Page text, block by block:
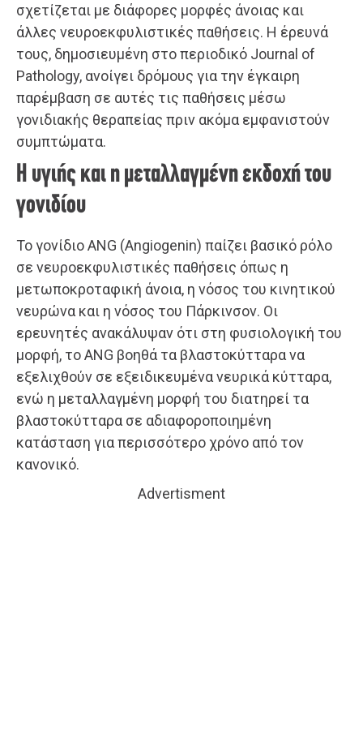
σχετίζεται με διάφορες μορφές άνοιας και
άλλες νευροεκφυλιστικές παθήσεις. Η έρευνά
τους, δημοσιευμένη στο περιοδικό Journal of
Pathology, ανοίγει δρόμους για την έγκαιρη
παρέμβαση σε αυτές τις παθήσεις μέσω
γονιδιακής θεραπείας πριν ακόμα εμφανιστούν
συμπτώματα.
Η υγιής και η μεταλλαγμένη εκδοχή του
γονιδίου
Το γονίδιο ANG (Αngiogenin) παίζει βασικό ρόλο
σε νευροεκφυλιστικές παθήσεις όπως η
μετωποκροταφική άνοια, η νόσος του κινητικού
νευρώνα και η νόσος του Πάρκινσον. Οι
ερευνητές ανακάλυψαν ότι στη φυσιολογική του
μορφή, το ANG βοηθά τα βλαστοκύτταρα να
εξελιχθούν σε εξειδικευμένα νευρικά κύτταρα,
ενώ η μεταλλαγμένη μορφή του διατηρεί τα
βλαστοκύτταρα σε αδιαφοροποιημένη
κατάσταση για περισσότερο χρόνο από τον
κανονικό.
Advertisment